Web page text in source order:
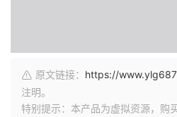
原文链接： https://
注明。
特别提示：本产品为虚拟资源，购